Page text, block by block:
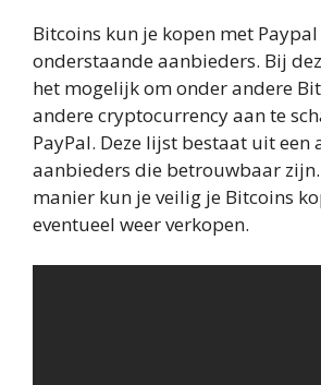
Bitcoins kun je kopen met
onderstaande aanbieders. Bij
het mogelijk om onder andere
andere cryptocurrency aan te
PayPal. Deze lijst bestaat uit een
aanbieders die betrouwbaar
manier kun je veilig je Bitcoins
eventueel weer verkopen.